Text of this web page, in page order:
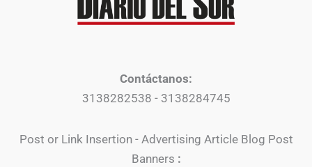
Contáctanos:
3138282538 - 3138284745
Post or Link Insertion - Advertising Article Blog Post
Banners :